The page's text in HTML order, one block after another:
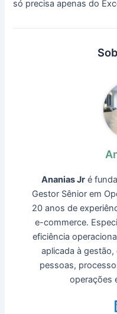
só precisa apenas do
Ananias Jr é
Gestor Sênior em
20 anos de
e-commerce.
eficiência
aplicada à
pessoas,
operações